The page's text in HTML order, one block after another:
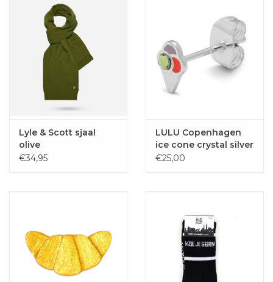
Lyle & Scott sjaal
olive
€34,95
LULU Copenhagen
ice cone crystal silver
€25,00